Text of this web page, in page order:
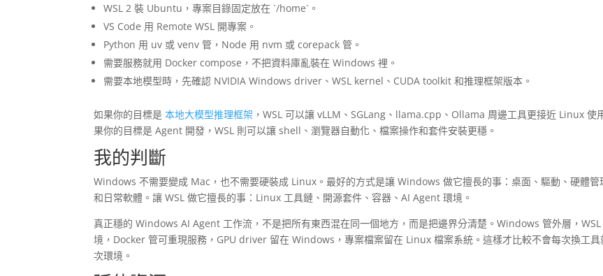
WSL 2 裝 Ubuntu，專案目錄固定放在 `/home`。
VS Code 用 Remote WSL 開專案。
Python 用 uv 或 venv 管，Node 用 nvm 或 corepack 管。
需要服務就用 Docker compose，不把資料庫亂裝在 Windows 裡。
需要本地模型時，先確認 NVIDIA Windows driver、WSL kernel、CUDA toolkit 和推理框架版本。
如果你的目標是本地大模型推理框架 ，WSL 可以讓 vLLM、SGLang、llama.cpp、Ollama 周邊工具更接近 Linux 使
果你的目標是 Agent 開發，WSL 則可以讓 shell、瀏覽器自動化、檔案操作和套件安裝更穩。
我的判斷
Windows 不需要變成 Mac，也不需要硬裝成 Linux。最好的方式是讓 Windows 做它擅長的事：桌面、驅動、硬體管
和日常軟體。讓 WSL 做它擅長的事：Linux 工具鏈、開源套件、容器、AI Agent 環境。
真正穩的 Windows AI Agent 工作流，不是把所有東西混在同一個地方，而是把邊界分清楚。Windows 管外層，WSL
境，Docker 管可重現服務，GPU driver 留在 Windows，專案檔案留在 Linux 檔案系統。這樣才比較不會每次換工具
次環境。